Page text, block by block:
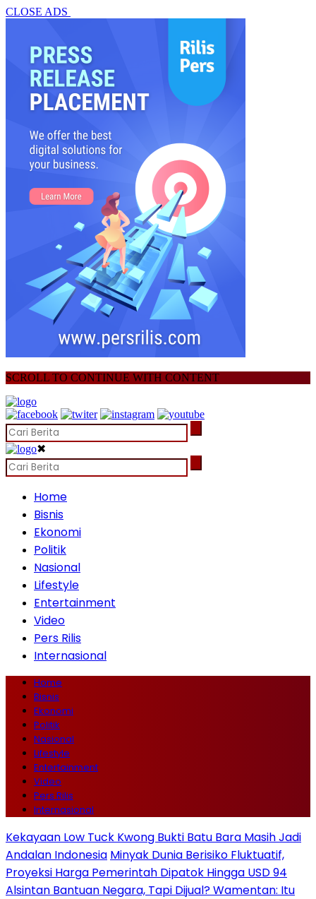
CLOSE ADS
SCROLL TO CONTINUE WITH CONTENT
✖
Home
Bisnis
Ekonomi
Politik
Nasional
Lifestyle
Entertainment
Video
Pers Rilis
Internasional
Home
Bisnis
Ekonomi
Politik
Nasional
Lifestyle
Entertainment
Video
Pers Rilis
Internasional
Kekayaan Low Tuck Kwong Bukti Batu Bara Masih Jadi
Andalan Indonesia Minyak Dunia Berisiko Fluktuatif,
Proyeksi Harga Pemerintah Dipatok Hingga USD 94
Alsintan Bantuan Negara, Tapi Dijual? Wamentan: Itu